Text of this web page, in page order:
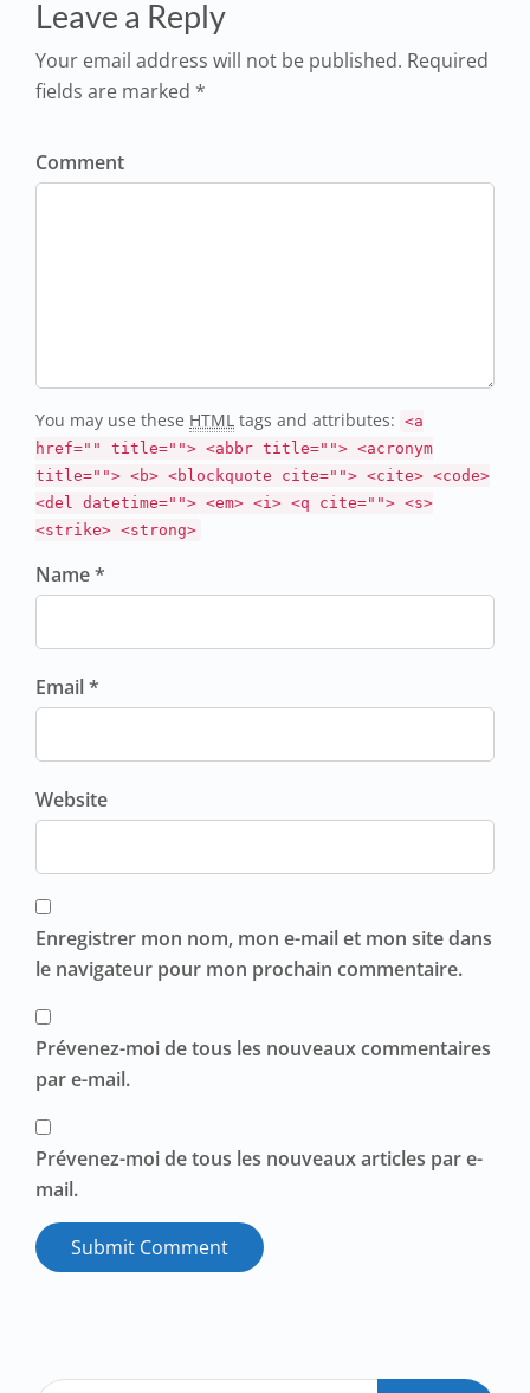
Leave a Reply
Your email address will not be published. Required
fields are marked *
Comment
You may use these HTML tags and attributes: <a
href="" title=""> <abbr title=""> <acronym
title=""> <b> <blockquote cite=""> <cite> <code>
<del datetime=""> <em> <i> <q cite=""> <s>
<strike> <strong>
Name *
Email *
Website
Enregistrer mon nom, mon e-mail et mon site dans
le navigateur pour mon prochain commentaire.
Prévenez-moi de tous les nouveaux commentaires
par e-mail.
Prévenez-moi de tous les nouveaux articles par e-
mail.